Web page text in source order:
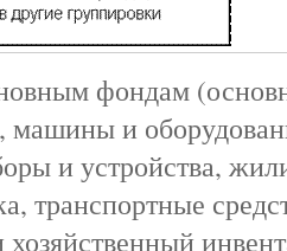
фондам
машины и
и устройства,
транспортные